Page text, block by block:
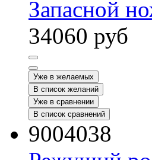
Запасной
34060 руб
Уже в желаемых
В список желаний
Уже в сравнении
В список сравнений
9004038